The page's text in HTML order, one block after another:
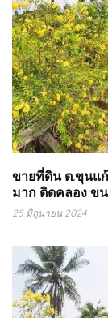
ขายที่ดิน ต.ขุนแ
มาก ติดคลอง ขน
25 มิถุนายน 2024